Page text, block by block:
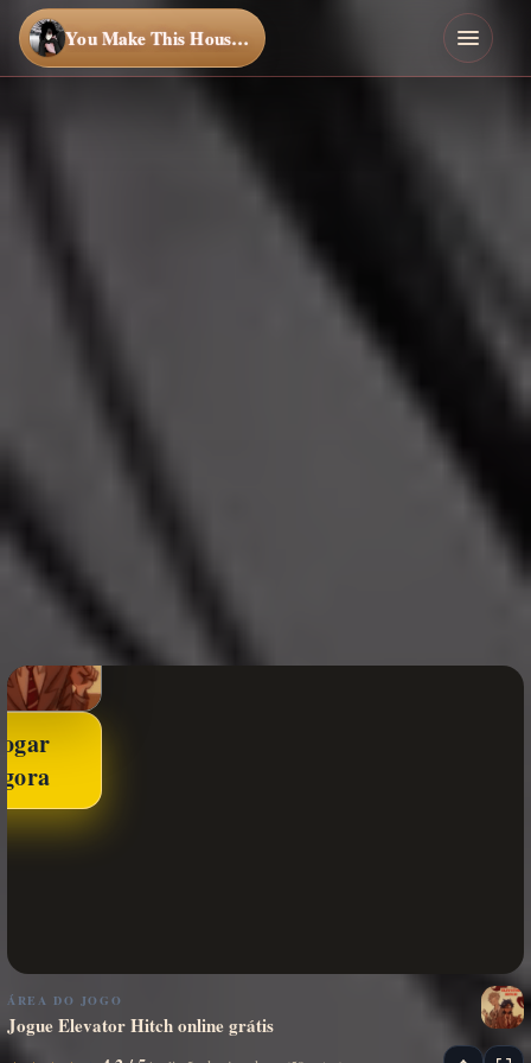
You Make This House a Home
ÁREA DO JOGO
Jogue Elevator Hitch online grátis